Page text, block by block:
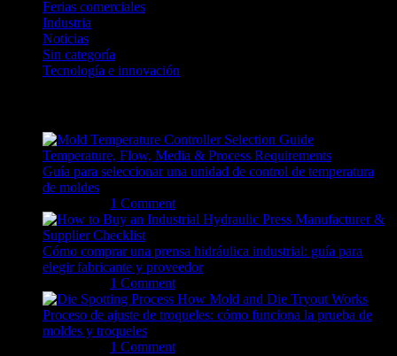
Ferias comerciales
Industria
Noticias
Sin categoría
Tecnología e innovación
Guía para seleccionar una unidad de control de temperatura
de moldes
1 Comment
Cómo comprar una prensa hidráulica industrial: guía para
elegir fabricante y proveedor
1 Comment
Proceso de ajuste de troqueles: cómo funciona la prueba de
moldes y troqueles
1 Comment